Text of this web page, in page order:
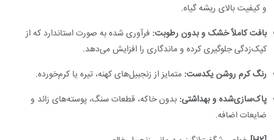
و کیفیت بالای ریشه گیاه.
بافت کاملاً خشک و بدون رطوبت: فرآوری شده به صورت استاندارد که از
کپک‌زدگی جلوگیری کرده و ماندگاری را افزایش می‌دهد.
رنگ کرم روشن یکدست: متمایز از زنجبیل‌های کهنه، تیره یا کرم‌خورده.
پاک‌سازی‌شده و بهداشتی: بدون خاکه، قطعات سنگ، پوسته‌های زائد و
ضایعات اضافه.